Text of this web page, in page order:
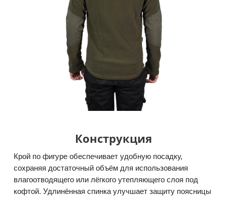
Конструкция
Крой по фигуре обеспечивает удобную посадку,
сохраняя достаточный объём для использования
влагоотводящего или лёгкого утепляющего слоя под
кофтой. Удлинённая спинка улучшает защиту поясницы